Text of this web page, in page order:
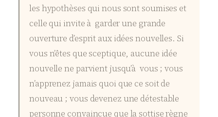
les hypothèses qui nous sont soumises et
celle qui invite à garder une grande
ouverture d’esprit aux idées nouvelles. Si
vous n’êtes que sceptique, aucune idée
nouvelle ne parvient jusqu’à vous ; vous
n’apprenez jamais quoi que ce soit de
nouveau ; vous devenez une détestable
personne convaincue que la sottise règne